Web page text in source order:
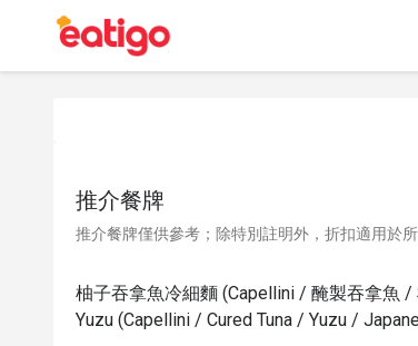
推介餐牌
推介餐牌僅供參考；除特別註明外，折扣適用於
柚子吞拿魚冷細麵 (Capellini / 醃製吞拿魚
Yuzu (Capellini / Cured Tuna / Yuzu /